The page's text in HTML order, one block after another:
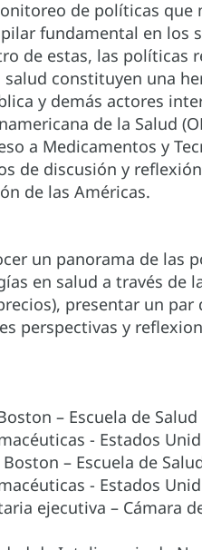
de políticas que
fundamental en los
de estas, las políticas
constituyen una
y demás actores
de la Salud
a Medicamentos y
de discusión y
de las Américas.
un panorama de las
en salud a través de
presentar un par
perspectivas y
– Escuela de
- Estados
– Escuela de
- Estados
ejecutiva – Cámara